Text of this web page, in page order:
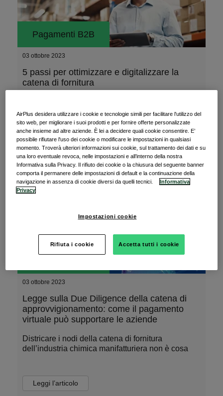
Pagamenti B2B
03 ottobre 2023
5 passi per ottimizzare e digitalizzare la
catena di fornitura
La trasformazione digitale è inarrestabile e anche
l’industria chimica manufatturiera ha bisogno di
Leggi l’articolo
03 ottobre 2023
Legge sulla Due Diligence della catena di
approvvigionamento: come il pagamento
virtuale può supportare le aziende
Districare i nodi della catena di fornitura
dell’industria chimica manifatturiera non è cosa
Leggi l’articolo
AirPlus desidera utilizzare i cookie e tecnologie simili per facilitare l'utilizzo del
sito web, per migliorare i suoi prodotti e per fornire offerte personalizzate
anche insieme ad altre aziende. È lei a decidere quali cookie consentire. E’
possibile rifiutare l'uso dei cookie o modificare le impostazioni in qualsiasi
momento. Troverà ulteriori informazioni sui cookie, sul trattamento dei dati e su
una loro eventuale revoca, nelle impostazioni e all’interno della nostra
Informativa sulla Privacy. Il rifiuto dei cookie o la chiusura del seguente banner
comporta il permanere delle impostazioni di default e la continuazione della
navigazione in assenza di cookie diversi da quelli tecnici.
Informativa
Privacy
Impostazioni cookie
Rifiuta i cookie Accetta tutti i cookie